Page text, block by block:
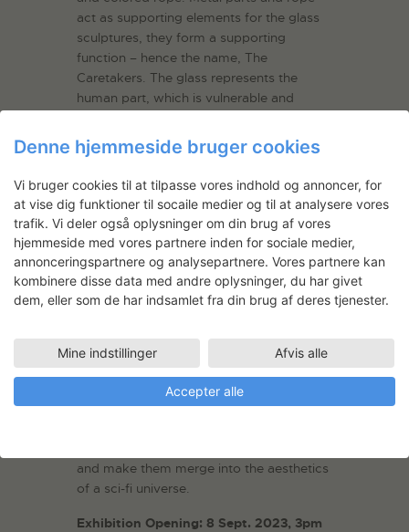
act as supporting elements for the glass
sculptures, they form a supporting
function – hence the name, The
Caretakers. The glass represents the
human part, which is vulnerable and
form an auxiliary function – a kind of
caring role. The very process of making
the parts fit together into a larger whole,
and giving the static glass mobility is a
thematic anchor for the exhibition.
“My project is about turning dramatic and
violent life conditions into a poetic
narrative. Like if, after a car accident, the
human bodies decide to go to a bar and
keep moving… on wheels”.
Another important element is the color.
The metal structures are colored using a
and make them merge into the aesthetics
of a sci-fi universe.
Exhibition Opening: 8 Sept. 2023, 3pm
Denne hjemmeside bruger cookies
Vi bruger cookies til at tilpasse vores indhold og annoncer, for
at vise dig funktioner til socaile medier og til at analysere vores
trafik. Vi deler også oplysninger om din brug af vores
hjemmeside med vores partnere inden for sociale medier,
annonceringspartnere og analysepartnere. Vores partnere kan
kombinere disse data med andre oplysninger, du har givet
dem, eller som de har indsamlet fra din brug af deres tjenester.
Mine indstillinger Afvis alle
Accepter alle